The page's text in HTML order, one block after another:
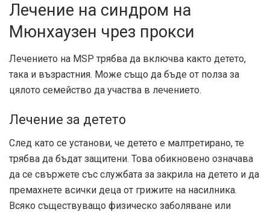
Лечение на синдром на
Мюнхаузен чрез прокси
Лечението на MSP трябва да включва както детето,
така и възрастния. Може също да бъде от полза за
цялото семейство да участва в лечението.
Лечение за детето
След като се установи, че детето е малтретирано, те
трябва да бъдат защитени. Това обикновено означава
да се свържете със службата за закрила на детето и да
премахнете всички деца от грижите на насилника.
Всяко съществуващо физическо заболяване или